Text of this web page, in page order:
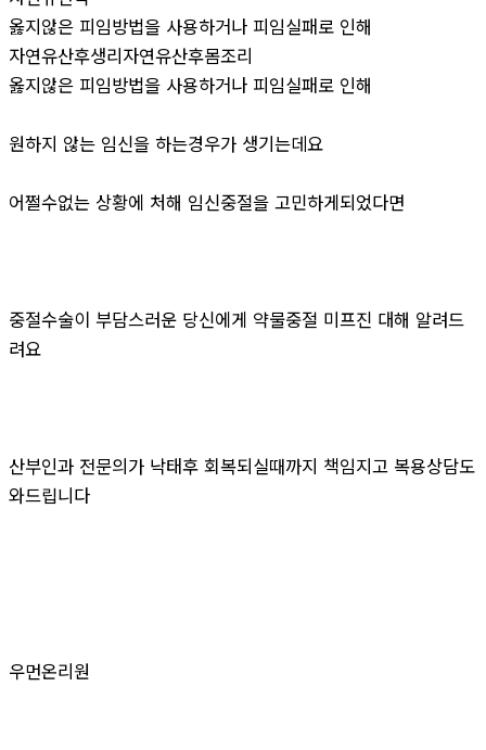
옳지않은 피임방법을 사용하거나 피임실패로 인해
자연유산후생리자연유산후몸조리
옳지않은 피임방법을 사용하거나 피임실패로 인해
원하지 않는 임신을 하는경우가 생기는데요
어쩔수없는 상황에 처해 임신중절을 고민하게되었다면
중절수술이 부담스러운 당신에게 약물중절 미프진 대해 알려드
려요
산부인과 전문의가 낙태후 회복되실때까지 책임지고 복용상담도
와드립니다
우먼온리원